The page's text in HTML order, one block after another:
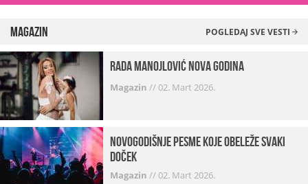
Magazin POGLEDAJ SVE VESTI
Rada Manojlović Nova godina
Magazin //02. Mart 2026.
Novogodišnje pesme koje obeleže svaki
Doček
Magazin //02. Mart 2026.